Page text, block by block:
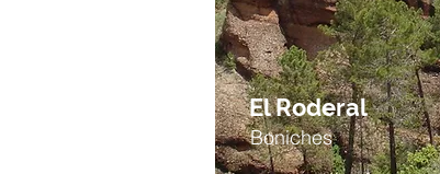
El Roderal
Boniches